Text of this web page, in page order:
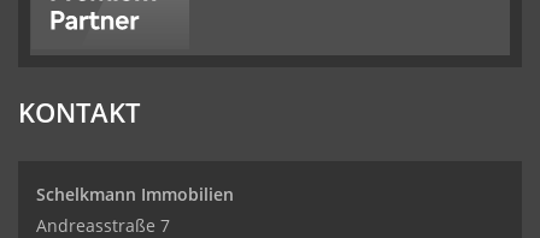
KONTAKT
Schelkmann Immobilien
Andreasstraße 7